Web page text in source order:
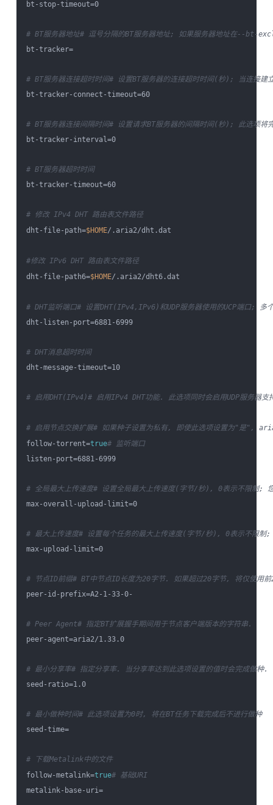
bt-stop-timeout=0
# BT服务器地址# 逗号分隔的BT服务器地址; 如果服务器地址在--bt-
bt-tracker=
# BT服务器连接超时时间# 设置BT服务器的连接超时时间(秒); 当连
bt-tracker-connect-timeout=60
# BT服务器连接间隔时间# 设置请求BT服务器的间隔时间(秒); 此选项将
bt-tracker-interval=0
# BT服务器超时时间
bt-tracker-timeout=60
# 修改 IPv4 DHT 路由表文件路径
dht-file-path=$HOME/.aria2/dht.dat
#修改 IPv6 DHT 路由表文件路径
dht-file-path6=$HOME/.aria2/dht6.dat
# DHT监听端口# 设置DHT(IPv4,IPv6)和UDP服务器使用的UCP端口;
dht-listen-port=6881-6999
# DHT消息超时时间
dht-message-timeout=10
# 启用DHT(IPv4)# 启用IPv4 DHT功能. 此选项同时会启用UDP服务器支
# 启用节点交换扩展# 如果种子设置为私有, 即使此选项设置为"是",
follow-torrent=true# 监听端口
listen-port=6881-6999
# 全局最大上传速度# 设置全局最大上传速度(字节/秒), 0表示不限制;
max-overall-upload-limit=0
# 最大上传速度# 设置每个任务的最大上传速度(字节/秒), 0表示不限制;
max-upload-limit=0
# 节点ID前缀# BT中节点ID长度为20字节. 如果超过20字节, 将仅使用前
peer-id-prefix=A2-1-33-0-
# Peer Agent# 指定BT扩展握手期间用于节点客户端版本的字符串.
peer-agent=aria2/1.33.0
# 最小分享率# 指定分享率. 当分享率达到此选项设置的值时会完成做种.
seed-ratio=1.0
# 最小做种时间# 此选项设置为0时, 将在BT任务下载完成后不进行做种
seed-time=
# 下载Metalink中的文件
follow-metalink=true# 基础URI
metalink-base-uri=